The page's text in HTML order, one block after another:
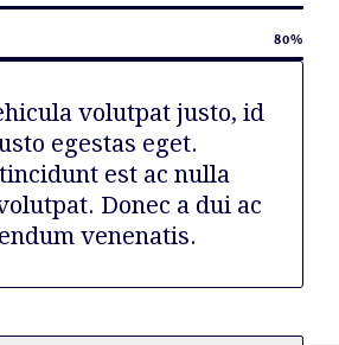
80%
volutpat justo, id
egestas eget.
est ac nulla
Donec a dui ac
venenatis.